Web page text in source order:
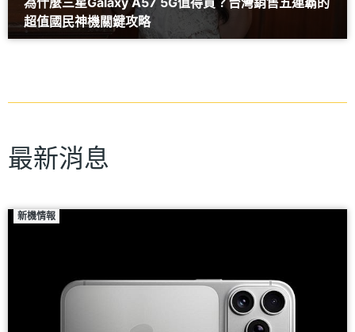
超值國民神機關鍵攻略
最新消息
新機情報